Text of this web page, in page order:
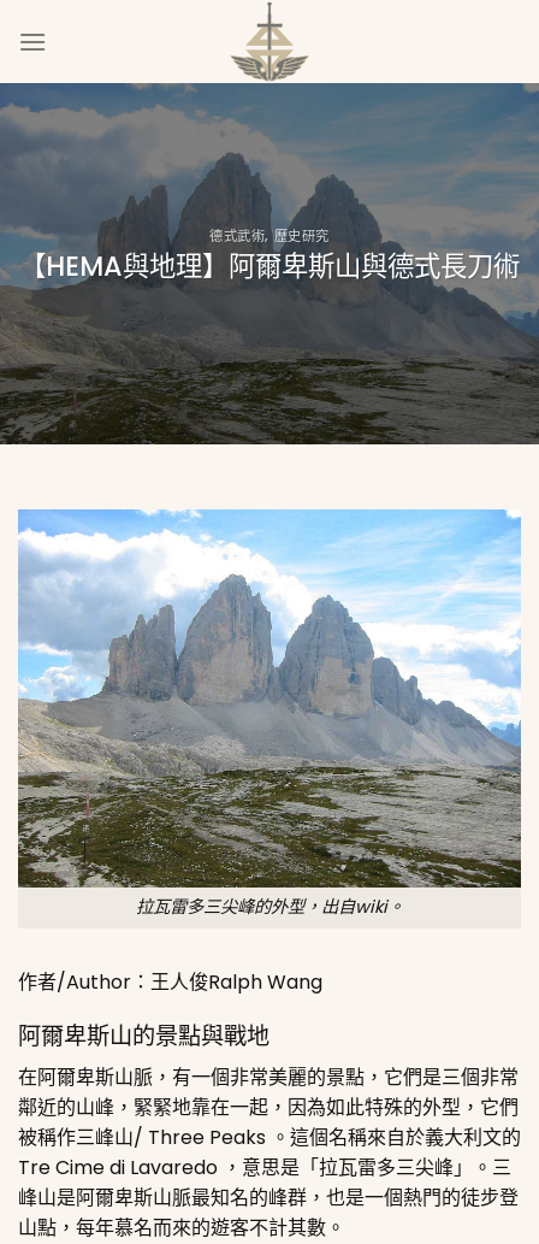
德式武術,歷史研究
【HEMA與地理】阿爾卑斯山與德式長刀術
拉瓦雷多三尖峰的外型，出自wiki。
作者/Author：王人俊Ralph Wang
阿爾卑斯山的景點與戰地
在阿爾卑斯山脈，有一個非常美麗的景點，它們是三個非常
鄰近的山峰，緊緊地靠在一起，因為如此特殊的外型，它們
被稱作三峰山/ Three Peaks 。這個名稱來自於義大利文的
Tre Cime di Lavaredo ，意思是「拉瓦雷多三尖峰」。三
峰山是阿爾卑斯山脈最知名的峰群，也是一個熱門的徒步登
山點，每年慕名而來的遊客不計其數。